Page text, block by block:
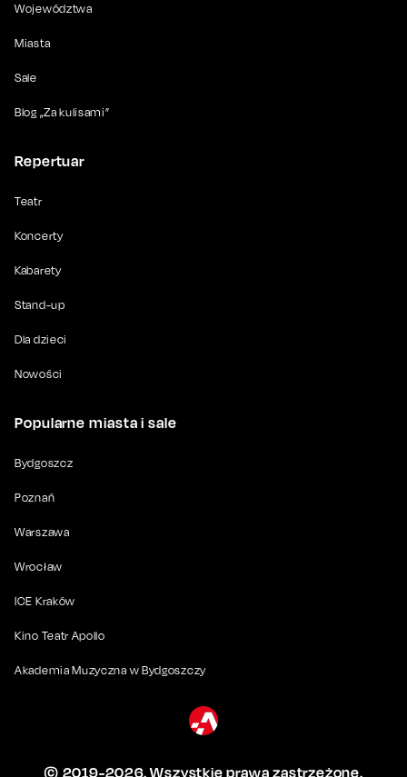
Województwa
Miasta
Sale
Blog „Za kulisami”
Repertuar
Teatr
Koncerty
Kabarety
Stand-up
Dla dzieci
Nowości
Popularne miasta i sale
Bydgoszcz
Poznań
Warszawa
Wrocław
ICE Kraków
Kino Teatr Apollo
Akademia Muzyczna w Bydgoszczy
© 2019-2026. Wszystkie prawa zastrzeżone.